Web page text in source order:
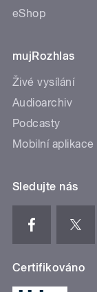
eShop
mujRozhlas
Živé vysílání
Audioarchiv
Podcasty
Mobilní aplikace
Sledujte nás
Certifikováno